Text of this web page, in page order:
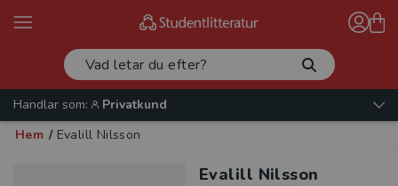
Handlar som:
Privatkund
Hem / Evalill Nilsson
Evalill Nilsson